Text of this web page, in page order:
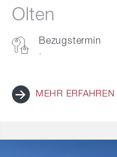
Olten
Bezugstermin
.
MEHR ERFAHREN